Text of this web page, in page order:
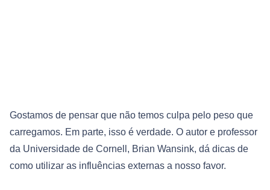
Gostamos de pensar que não temos culpa pelo peso que
carregamos. Em parte, isso é verdade. O autor e professor
da Universidade de Cornell, Brian Wansink, dá dicas de
como utilizar as influências externas a nosso favor.